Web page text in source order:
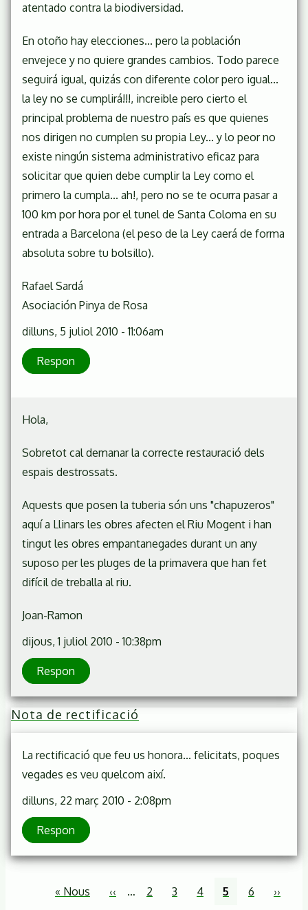
atentado contra la biodiversidad.
En otoño hay elecciones... pero la población
envejece y no quiere grandes cambios. Todo parece
seguirá igual, quizás con diferente color pero igual...
la ley no se cumplirá!!!, increible pero cierto el
principal problema de nuestro país es que quienes
nos dirigen no cumplen su propia Ley... y lo peor no
existe ningún sistema administrativo eficaz para
solicitar que quien debe cumplir la Ley como el
primero la cumpla... ah!, pero no se te ocurra pasar a
100 km por hora por el tunel de Santa Coloma en su
entrada a Barcelona (el peso de la Ley caerá de forma
absoluta sobre tu bolsillo).
Rafael Sardá
Asociación Pinya de Rosa
dilluns, 5 juliol 2010 - 11:06am
Respon
Hola,
Sobretot cal demanar la correcte restauració dels
espais destrossats.
Aquests que posen la tuberia són uns "chapuzeros"
aquí a Llinars les obres afecten el Riu Mogent i han
tingut les obres empantanegades durant un any
suposo per les pluges de la primavera que han fet
difícil de treballa al riu.
Joan-Ramon
dijous, 1 juliol 2010 - 10:38pm
Respon
Nota de rectificació
La rectificació que feu us honora... felicitats, poques
vegades es veu quelcom així.
dilluns, 22 març 2010 - 2:08pm
Respon
Primera
« Nous
Pàgina
‹‹ … Page
2 Page
3 Page
4
Pàgina
5 Page
6
Pàgina
››